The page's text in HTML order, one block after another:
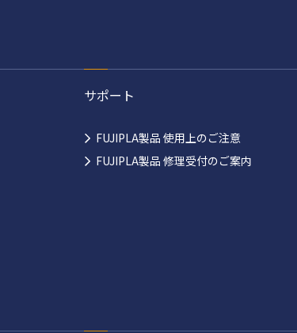
サポート
FUJIPLA製品 使用上のご注意
FUJIPLA製品 修理受付のご案内